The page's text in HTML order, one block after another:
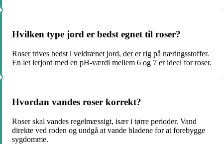
Hvilken type jord er bedst egnet til roser?
Roser trives bedst i veldrænet jord, der er rig på næringsstoffer.
En let lerjord med en pH-værdi mellem 6 og 7 er ideel for roser.
Hvordan vandes roser korrekt?
Roser skal vandes regelmæssigt, især i tørre perioder. Vand
direkte ved roden og undgå at vande bladene for at forebygge
sygdomme.